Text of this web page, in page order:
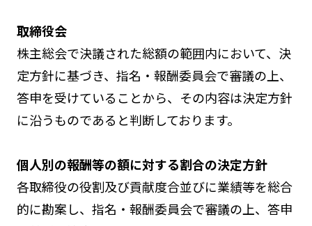
取締役会
株主総会で決議された総額の範囲内において、決
定方針に基づき、指名・報酬委員会で審議の上、
答申を受けていることから、その内容は決定方針
に沿うものであると判断しております。
個人別の報酬等の額に対する割合の決定方針
各取締役の役割及び貢献度合並びに業績等を総合
的に勘案し、指名・報酬委員会で審議の上、答申